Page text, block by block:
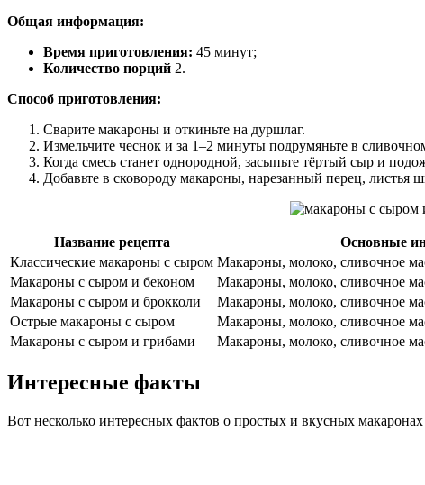
Общая информация:
Время приготовления: 45 минут;
Количество порций 2.
Способ приготовления:
Сварите макароны и откиньте на дуршлаг.
Измельчите чеснок и за 1–2 минуты подрумяньте в
Когда смесь станет однородной, засыпьте тёртый сыр и
Добавьте в сковороду макароны, нарезанный перец,
Название рецепта Основные
Классические макароны с сыром Макароны, молоко, сливочное
Макароны с сыром и беконом
Макароны, молоко, сливочное
Макароны с сыром и брокколи
Макароны, молоко, сливочное
Острые макароны с сыром
Макароны, молоко, сливочное
Макароны с сыром и грибами
Макароны, молоко, сливочное
Интересные факты
Вот несколько интересных фактов о простых и вкусных